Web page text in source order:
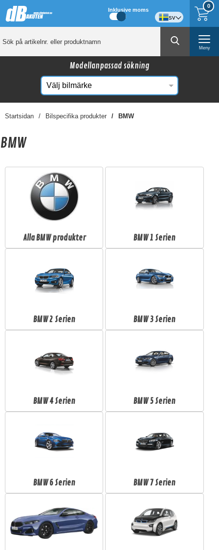
0
Inklusive moms
sv
Meny
Modellanpassad sökning
Startsidan Bilspecifika produkter BMW
BMW
Alla BMW produkter BMW 1 Serien
BMW 2 Serien BMW 3 Serien
BMW 4 Serien BMW 5 Serien
BMW 6 Serien BMW 7 Serien